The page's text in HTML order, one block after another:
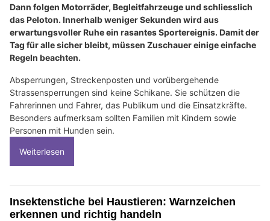
Dann folgen Motorräder, Begleitfahrzeuge und schliesslich
das Peloton. Innerhalb weniger Sekunden wird aus
erwartungsvoller Ruhe ein rasantes Sportereignis. Damit der
Tag für alle sicher bleibt, müssen Zuschauer einige einfache
Regeln beachten.
Absperrungen, Streckenposten und vorübergehende
Strassensperrungen sind keine Schikane. Sie schützen die
Fahrerinnen und Fahrer, das Publikum und die Einsatzkräfte.
Besonders aufmerksam sollten Familien mit Kindern sowie
Personen mit Hunden sein.
Weiterlesen
Insektenstiche bei Haustieren: Warnzeichen
erkennen und richtig handeln